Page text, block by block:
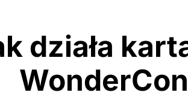
działa